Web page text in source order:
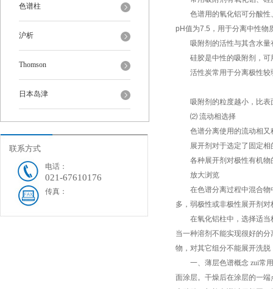
色谱柱
沪析
Thomson
日本岛津
联系方式
电话：
021-67610176
传真：
色谱用的氧化铝可分酸性
pH值为7.5 ，用于分离中性物
吸附剂的活性与其含水量
硅胶是中性的吸附剂，可
活性炭常用于分离极性较
吸附剂的粒度越小，比表
⑵ 流动相选择
色谱分离使用的流动相又
展开剂对于选定了固定相
各种展开剂对极性有机物
放大浏览
在色谱分离过程中混合物
多，弱极性或非极性展开剂
在氧化铝柱中，选择适当
当一种溶剂不能实现很好的
物，对其它组分不能展开洗
一、薄层色谱概念 zui常
面涂层。干燥后在涂层的一